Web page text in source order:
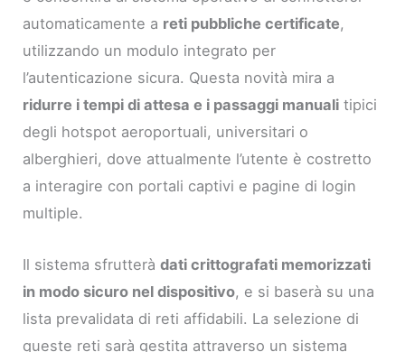
automaticamente a reti pubbliche certificate,
utilizzando un modulo integrato per
l’autenticazione sicura. Questa novità mira a
ridurre i tempi di attesa e i passaggi manuali tipici
degli hotspot aeroportuali, universitari o
alberghieri, dove attualmente l’utente è costretto
a interagire con portali captivi e pagine di login
multiple.
Il sistema sfrutteràdati crittografati memorizzati
in modo sicuro nel dispositivo, e si baserà su una
lista prevalidata di reti affidabili. La selezione di
queste reti sarà gestita attraverso un sistema